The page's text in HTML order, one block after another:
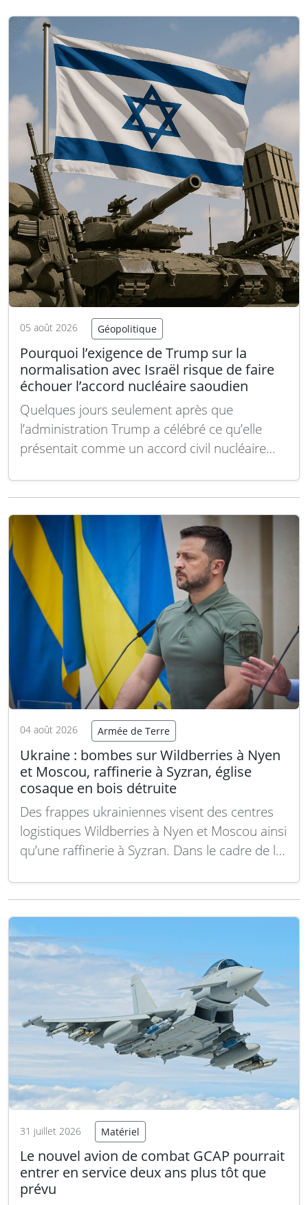
attaque survenue au sud du port…
Lire la suite
05 août 2026 Géopolitique
Pourquoi l’exigence de Trump sur la
normalisation avec Israël risque de faire
échouer l’accord nucléaire saoudien
Quelques jours seulement après que
l’administration Trump a célébré ce qu’elle
présentait comme un accord civil nucléaire
lui-même a semblé mettre en péril l’ensemble
sur Truth Social, Donald Trump a déclaré que
l’accord était « totalement conditionné…
04 août 2026 Armée de Terre
Ukraine : bombes sur Wildberries à Nyen
et Moscou, raffinerie à Syzran, église
cosaque en bois détruite
Des frappes ukrainiennes visent des centres
logistiques Wildberries à Nyen et Moscou ainsi
qu’une raffinerie à Syzran. Dans le cadre de la
ukrainien, l’unique église cosaque en bois du
détruite par les forces russes.
31 juillet 2026 Matériel
Le nouvel avion de combat GCAP pourrait
entrer en service deux ans plus tôt que
prévu